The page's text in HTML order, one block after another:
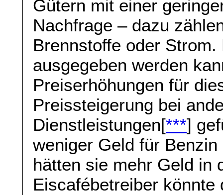
Gütern mit einer
Nachfrage – dazu
Brennstoffe oder
ausgegeben werden
Preiserhöhungen für
Preissteigerung bei
Dienstleistungen[***]
weniger Geld für
hätten sie mehr Geld in
Eiscafébetreiber